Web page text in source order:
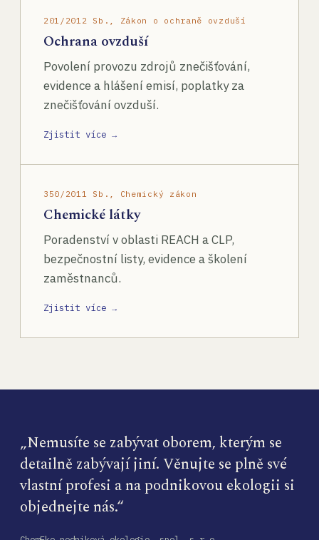
201/2012 Sb., Zákon o ochraně ovzduší
Ochrana ovzduší
Povolení provozu zdrojů znečišťování,
evidence a hlášení emisí, poplatky za
znečišťování ovzduší.
Zjistit více →
350/2011 Sb., Chemický zákon
Chemické látky
Poradenství v oblasti REACH a CLP,
bezpečnostní listy, evidence a školení
zaměstnanců.
Zjistit více →
„Nemusíte se zabývat oborem, kterým se
detailně zabývají jiní. Věnujte se plně své
vlastní profesi a na podnikovou ekologii si
objednejte nás.“